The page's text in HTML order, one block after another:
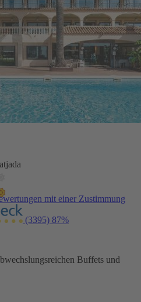
mit einer Zustimmung
(3395) 87%
Buffets und